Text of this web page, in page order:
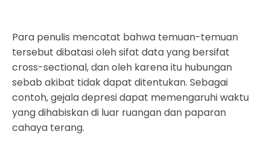
Para penulis mencatat bahwa temuan-temuan
tersebut dibatasi oleh sifat data yang bersifat
cross-sectional, dan oleh karena itu hubungan
sebab akibat tidak dapat ditentukan. Sebagai
contoh, gejala depresi dapat memengaruhi waktu
yang dihabiskan di luar ruangan dan paparan
cahaya terang.